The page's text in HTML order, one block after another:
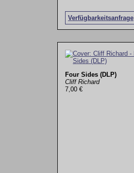
Verfügbarkeitsanfrage
Four Sides (DLP)
Cliff Richard
7,00 €